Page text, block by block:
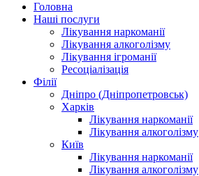
Головна
Наші послуги
Лікування наркоманії
Лікування алкоголізму
Лікування ігроманії
Ресоціалізація
Філії
Дніпро (Дніпропетровськ)
Харків
Лікування наркоманії
Лікування алкоголізму
Київ
Лікування наркоманії
Лікування алкоголізму